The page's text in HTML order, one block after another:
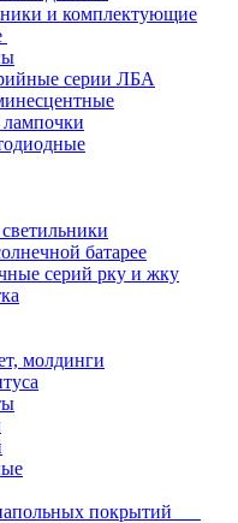
и комплектующие
серии ЛБА
батарее
серий рку и жку
молдинги
покрытий